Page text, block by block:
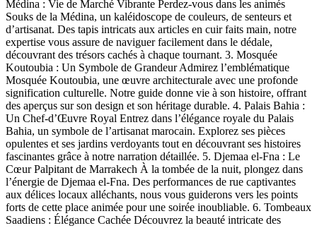
Médina : Vie de Marché Vibrante Perdez-vous dans les animés
Souks de la Médina, un kaléidoscope de couleurs, de senteurs et
d’artisanat. Des tapis intricats aux articles en cuir faits main, notre
expertise vous assure de naviguer facilement dans le dédale,
découvrant des trésors cachés à chaque tournant. 3. Mosquée
Koutoubia : Un Symbole de Grandeur Admirez l’emblématique
Mosquée Koutoubia, une œuvre architecturale avec une profonde
signification culturelle. Notre guide donne vie à son histoire, offrant
des aperçus sur son design et son héritage durable. 4. Palais Bahia :
Un Chef-d’Œuvre Royal Entrez dans l’élégance royale du Palais
Bahia, un symbole de l’artisanat marocain. Explorez ses pièces
opulentes et ses jardins verdoyants tout en découvrant ses histoires
fascinantes grâce à notre narration détaillée. 5. Djemaa el-Fna : Le
Cœur Palpitant de Marrakech À la tombée de la nuit, plongez dans
l’énergie de Djemaa el-Fna. Des performances de rue captivantes
aux délices locaux alléchants, nous vous guiderons vers les points
forts de cette place animée pour une soirée inoubliable. 6. Tombeaux
Saadiens : Élégance Cachée Découvrez la beauté intricate des